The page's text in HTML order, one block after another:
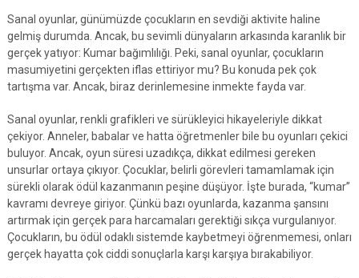
Sanal oyunlar, günümüzde çocukların en sevdiği aktivite haline
gelmiş durumda. Ancak, bu sevimli dünyaların arkasında karanlık bir
gerçek yatıyor: Kumar bağımlılığı. Peki, sanal oyunlar, çocukların
masumiyetini gerçekten iflas ettiriyor mu? Bu konuda pek çok
tartışma var. Ancak, biraz derinlemesine inmekte fayda var.
Sanal oyunlar, renkli grafikleri ve sürükleyici hikayeleriyle dikkat
çekiyor. Anneler, babalar ve hatta öğretmenler bile bu oyunları çekici
buluyor. Ancak, oyun süresi uzadıkça, dikkat edilmesi gereken
unsurlar ortaya çıkıyor. Çocuklar, belirli görevleri tamamlamak için
sürekli olarak ödül kazanmanın peşine düşüyor. İşte burada, “kumar”
kavramı devreye giriyor. Çünkü bazı oyunlarda, kazanma şansını
artırmak için gerçek para harcamaları gerektiği sıkça vurgulanıyor.
Çocukların, bu ödül odaklı sistemde kaybetmeyi öğrenmemesi, onları
gerçek hayatta çok ciddi sonuçlarla karşı karşıya bırakabiliyor.